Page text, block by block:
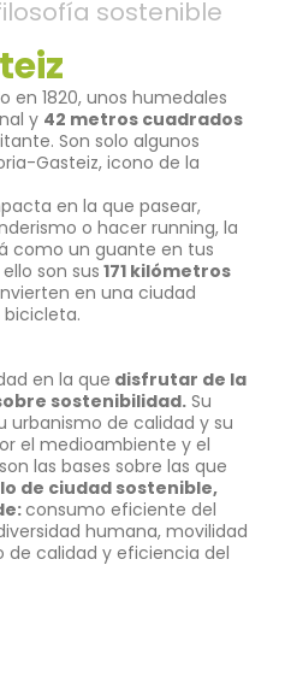
sostenible
en 1820, unos humedales
y 42 metros cuadrados
Son solo algunos
Gasteiz, icono de la
en la que pasear,
o hacer running, la
como un guante en tus
son sus 171 kilómetros
en una ciudad
en la que disfrutar de la
sostenibilidad.Su
urbanismo de calidad y su
el medioambiente y el
las bases sobre las que
de ciudad sostenible,
consumo eficiente del
humana, movilidad
de calidad y eficiencia del